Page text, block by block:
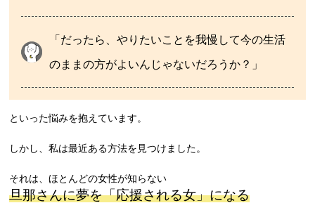
「だったら、やりたいことを我慢して今の生活
のままの方がよいんじゃないだろうか？」
といった悩みを抱えています。
しかし、私は最近ある方法を見つけました。
それは、ほとんどの女性が知らない
旦那さんに夢を「応援される女」になる